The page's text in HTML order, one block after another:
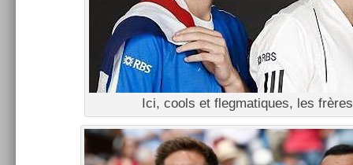
Ici, cools et fleg­matiques, les